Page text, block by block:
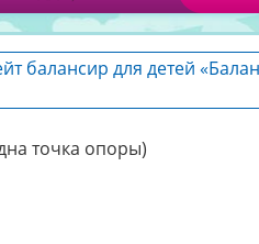
балансир для детей